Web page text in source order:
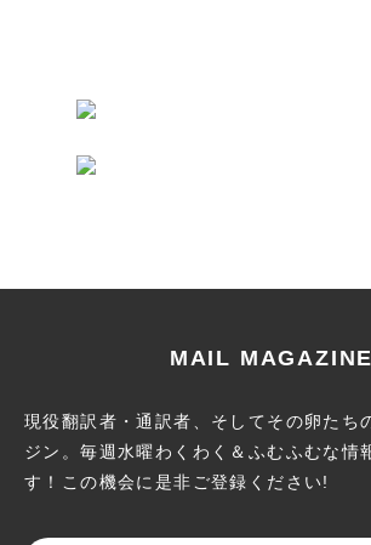
MAIL MAGAZINE
現役翻訳者・通訳者、そしてその卵たち
ジン。毎週水曜わくわく＆ふむふむな情
す！この機会に 是非ご登録ください!